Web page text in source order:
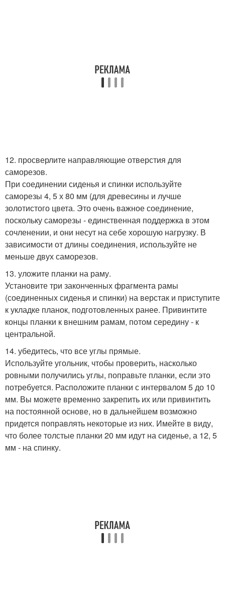
12. просверлите направляющие отверстия для
саморезов.
При соединении сиденья и спинки используйте
саморезы 4, 5 х 80 мм (для древесины и лучше
золотистого цвета. Это очень важное соединение,
поскольку саморезы - единственная поддержка в этом
сочленении, и они несут на себе хорошую нагрузку. В
зависимости от длины соединения, используйте не
меньше двух саморезов.
13. уложите планки на раму.
Установите три законченных фрагмента рамы
(соединенных сиденья и спинки) на верстак и приступите
к укладке планок, подготовленных ранее. Привинтите
концы планки к внешним рамам, потом середину - к
центральной.
14. убедитесь, что все углы прямые.
Используйте угольник, чтобы проверить, насколько
ровными получились углы, поправьте планки, если это
потребуется. Расположите планки с интервалом 5 до 10
мм. Вы можете временно закрепить их или привинтить
на постоянной основе, но в дальнейшем возможно
придется поправлять некоторые из них. Имейте в виду,
что более толстые планки 20 мм идут на сиденье, а 12, 5
мм - на спинку.